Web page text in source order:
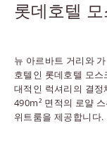
롯데호텔
뉴 아르바트 거리와
호텔인 롯데호텔 모
대적인 럭셔리의 결
490m² 면적의 로얄
위트룸을 제공합니다.